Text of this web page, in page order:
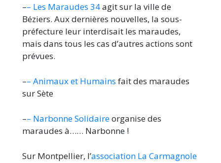
–– Les Maraudes 34agit sur la ville de
Béziers. Aux dernières nouvelles, la sous-
préfecture leur interdisait les maraudes,
mais dans tous les cas d’autres actions sont
prévues.
–– Animaux et Humains fait des maraudes
sur Sète
–– Narbonne Solidaireorganise des
maraudes à…… Narbonne !
Sur Montpellier, l’association La Carmagnole